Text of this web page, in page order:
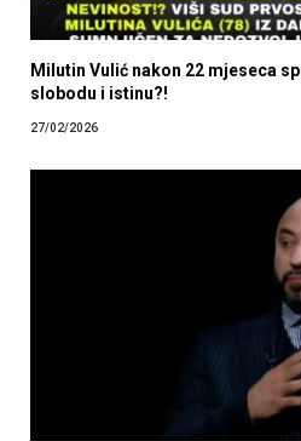
Milutin Vulić nakon 22 mjeseca
slobodu i istinu?!
27/02/2026